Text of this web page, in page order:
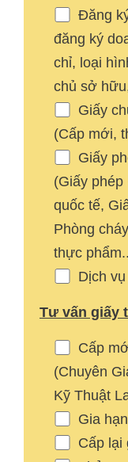
Đăng
đăng ký
chỉ, loại
chủ sở
Giấy
(Cấp mới,
Giấy
(Giấy
quốc tế,
Phòng
thực
Dịch
Tư vấn giấy
Cấp
(Chuyên
Kỹ Thuật
Gia
Cấp lại